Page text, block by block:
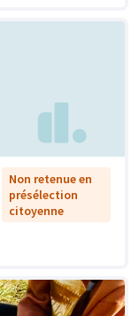
Non retenue en
présélection
citoyenne